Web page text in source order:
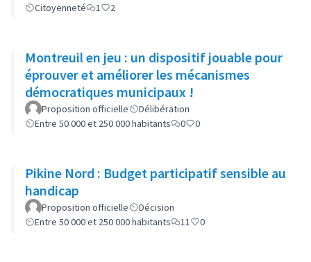
Citoyenneté
1 2
Montreuil en jeu : un dispositif jouable pour
éprouver et améliorer les mécanismes
démocratiques municipaux !
Proposition officielle
Délibération
Entre 50 000 et 250 000 habitants
0 0
Pikine Nord : Budget participatif sensible au
handicap
Proposition officielle
Décision
Entre 50 000 et 250 000 habitants
11 0